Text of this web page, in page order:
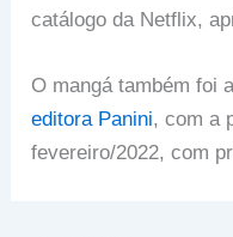
catálogo da Netflix,
O mangá também foi
editora Panini, com a
fevereiro/2022, com